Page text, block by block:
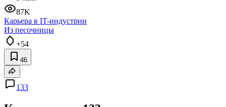
87K
Карьера в IT-индустрии
Из песочницы
+54
46
133